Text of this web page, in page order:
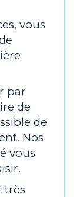
vous
par
de
de
Nos
vous
très